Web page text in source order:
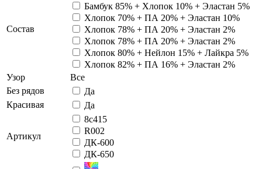
Состав
Бамбук 85% + Хлопок 10% + Эластан 5%
Хлопок 70% + ПА 20% + Эластан 10%
Хлопок 78% + ПА 20% + Эластан 2%
Хлопок 78% + ПА 20% + Эластан 2%
Хлопок 80% + Нейлон 15% + Лайкра 5%
Хлопок 82% + ПА 16% + Эластан 2%
Узор
Все
Без рядов
Да
Красивая
Да
Артикул
8с415
R002
ДК-600
ДК-650